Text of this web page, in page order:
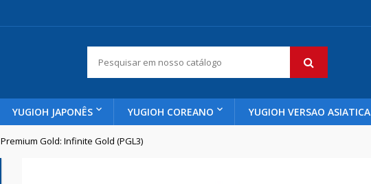
YUGIOH JAPONÊS YUGIOH COREANO YUGIOH VERSAO ASIATICA
Premium Gold: Infinite Gold (PGL3)